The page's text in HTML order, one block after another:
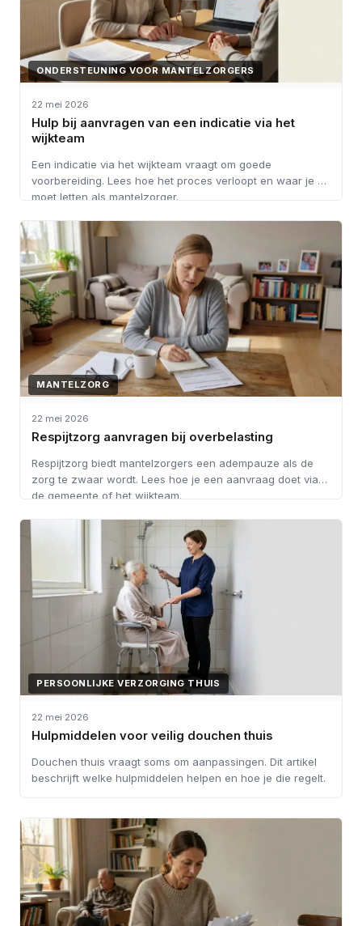
ONDERSTEUNING VOOR MANTELZORGERS
22 mei 2026
Hulp bij aanvragen van een indicatie via het
wijkteam
Een indicatie via het wijkteam vraagt om goede
voorbereiding. Lees hoe het proces verloopt en waar je op
moet letten als mantelzorger.
MANTELZORG
22 mei 2026
Respijtzorg aanvragen bij overbelasting
Respijtzorg biedt mantelzorgers een adempauze als de
zorg te zwaar wordt. Lees hoe je een aanvraag doet via
de gemeente of het wijkteam.
PERSOONLIJKE VERZORGING THUIS
22 mei 2026
Hulpmiddelen voor veilig douchen thuis
Douchen thuis vraagt soms om aanpassingen. Dit artikel
beschrijft welke hulpmiddelen helpen en hoe je die regelt.